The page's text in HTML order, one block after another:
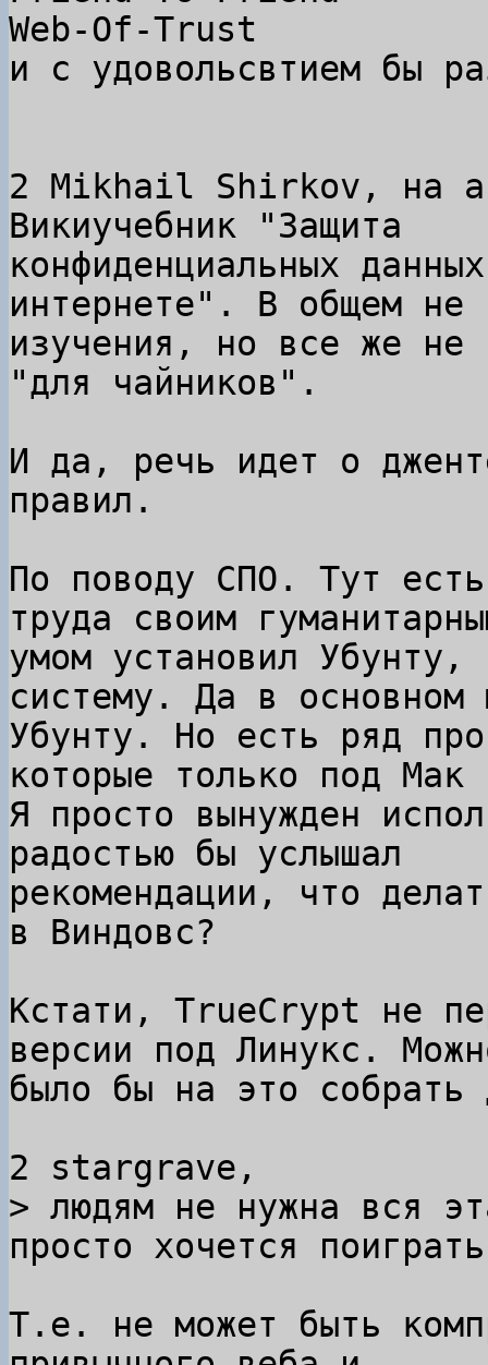
Web-Of-Trust
и с удовольсвтием бы
2 Mikhail Shirkov, на
Викиучебник "Защита
конфиденциальных
интернете". В общем не
изучения, но все же не
"для чайников".
И да, речь идет о
правил.
По поводу СПО. Тут
труда своим
умом установил
систему. Да в основном
Убунту. Но есть ряд
которые только под
Я просто вынужден
радостью бы услышал
рекомендации, что
в Виндовс?
Кстати, TrueCrypt не
версии под Линукс.
было бы на это собрать
просто хочется
Т.е. не может быть